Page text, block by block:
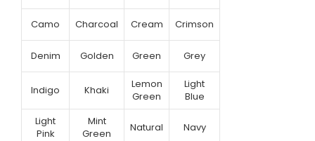
Camo Charcoal Cream Crimson
Denim Golden Green Grey
Indigo Khaki
Lemon
Green
Light
Blue
Light
Pink
Mint
Green
Natural Navy